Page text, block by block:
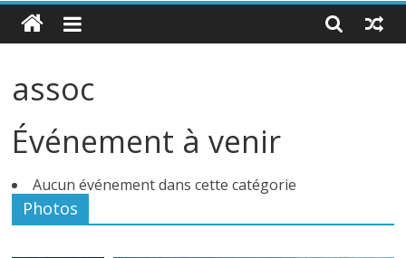
assoc
Événement à venir
Aucun événement dans cette catégorie
Photos